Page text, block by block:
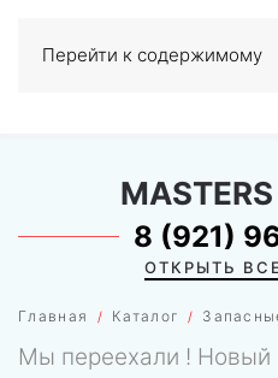
Перейти к содержимому
0
Главная Каталог
8 (921)
ОТКРЫТЬ
Мы переехали ! Новый